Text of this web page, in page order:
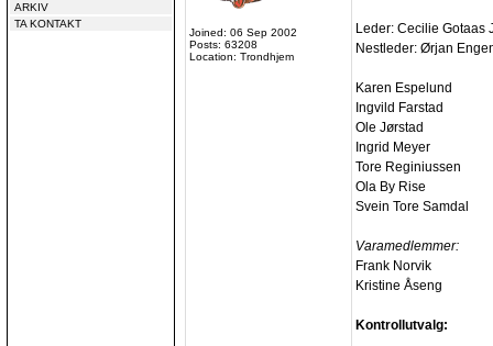
ARKIV
TA KONTAKT
Joined: 06 Sep 2002
Posts: 63208
Location: Trondhjem
Leder: Cecilie Gotaas
Nestleder: Ørjan
Karen Espelund
Ingvild Farstad
Ole Jørstad
Ingrid Meyer
Tore Reginiussen
Ola By Rise
Svein Tore Samdal
Varamedlemmer:
Frank Norvik
Kristine Åseng
Kontrollutvalg: